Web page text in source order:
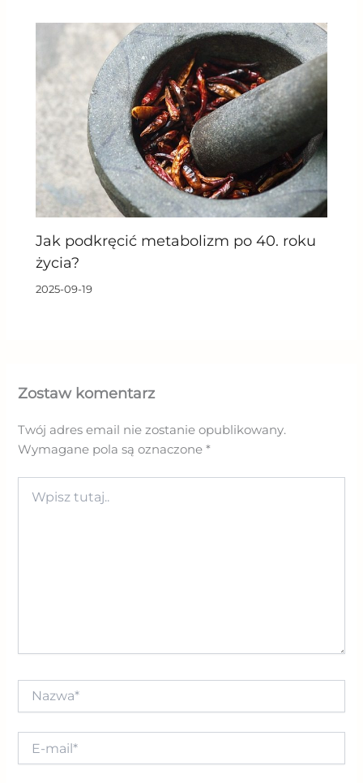
Jak podkręcić metabolizm po 40. roku
życia?
2025-09-19
Zostaw komentarz
Twój adres email nie zostanie opublikowany.
Wymagane pola są oznaczone*
tutaj..
mail*